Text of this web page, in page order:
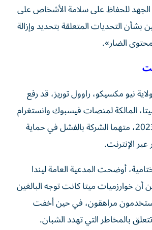
للحفاظ على سلامة الأشخاص على
بشأن التحديات المتعلقة بتحديد وإزالة
الضار».
نيو مكسيكو، راوول توريز، قد رفع
المالكة لمنصات فيسبوك وانستغرام
وواتساب، في عام 2023، متهما الشركة بالفشل في حماية
الإنترنت.
أوضحت المدعية العامة ليندا
أن خوارزميات ميتا كانت توجه البالغين
مراهقون، في حين أخفت
بالمخاطر التي تهدد الشبان.